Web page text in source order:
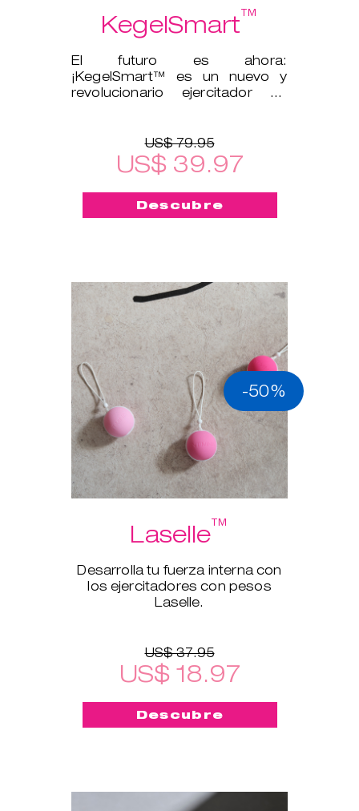
KegelSmart™
El futuro es ahora:
¡KegelSmart™ es un nuevo y
revolucionario ejercitador de
US$ 79.95
US$ 39.97
Descubre
-50%
Laselle™
Desarrolla tu fuerza interna con
los ejercitadores con pesos
Laselle.
US$ 37.95
US$ 18.97
Descubre